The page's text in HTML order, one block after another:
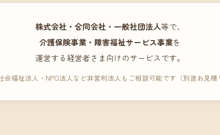
株式会社・合同会社・一般社団法人等で、
介護保険事業・障害福祉サービス事業を
運営する経営者さま向けのサービスです。
福祉法人・NPO法人など非営利法人もご相談可能です（別途お見積